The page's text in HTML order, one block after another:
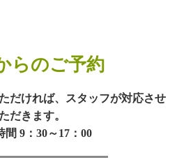
らのご予約
だければ、スタッフが対応させ
だきます。
間 9：30～17：00